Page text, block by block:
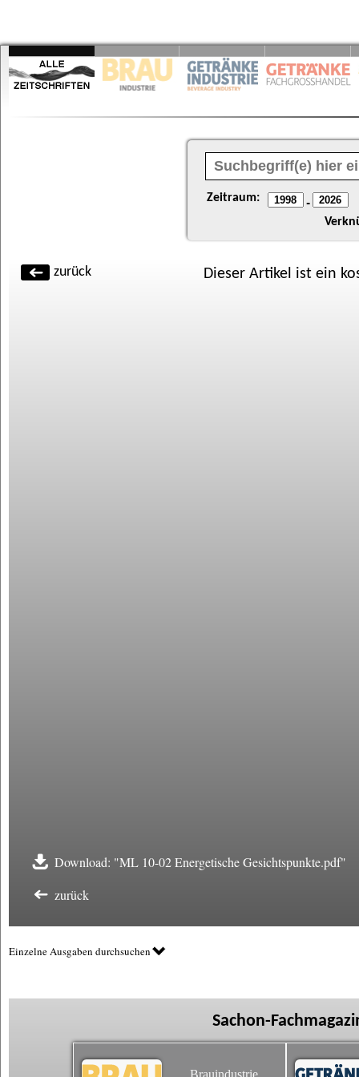
Zeitraum: -
zurück Dieser Artikel ist ein
Download: "ML 10-02 Energetische Gesichtspunkte.pdf"
zurück
Einzelne Ausgaben durchsuchen
Sachon-
Brauindustrie